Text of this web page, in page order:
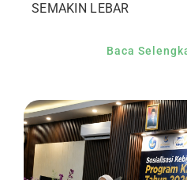
SEMAKIN LEBAR
Baca